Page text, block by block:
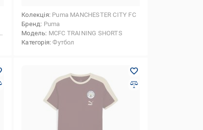
Колекція Puma MANCHESTER CITY FC
Бренд Puma
Модель MCFC TRAINING SHORTS
Категорія Футбол